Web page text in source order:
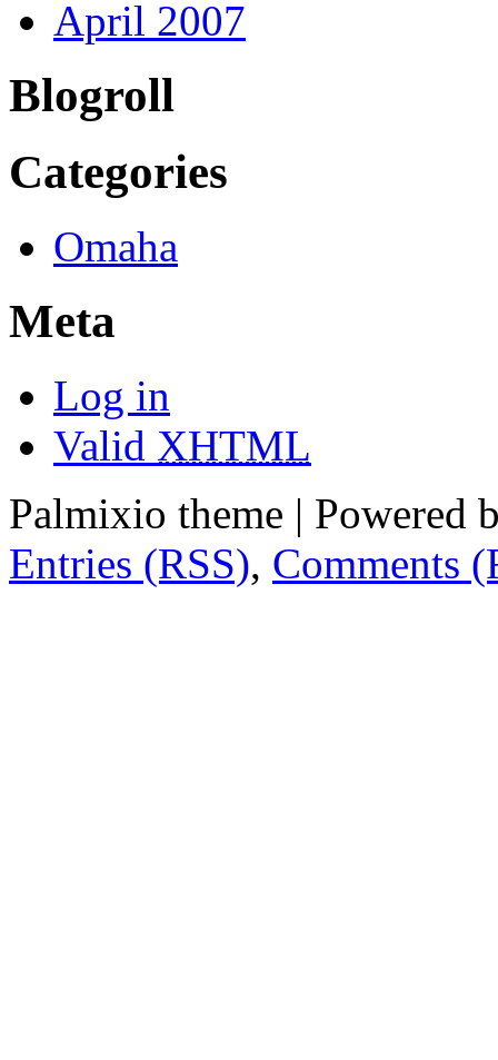
April 2007
Blogroll
Categories
Omaha
Meta
Log in
Valid XHTML
Palmixio theme | Powered
Entries (RSS), Comments